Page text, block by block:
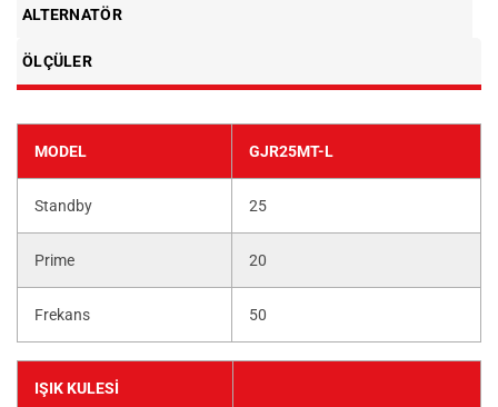
ALTERNATÖR
ÖLÇÜLER
MODEL GJR25MT-L
Standby 25
Prime 20
Frekans 50
IŞIK KULESİ